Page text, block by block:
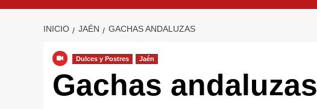
INICIO JAÉN GACHAS ANDALUZAS
Dulces y Postres Jaén
Gachas andaluzas